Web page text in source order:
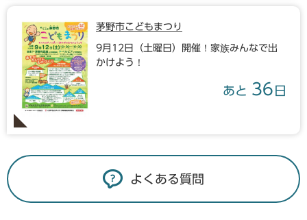
茅野市こどもまつり
9月12日（土曜日）開催！家族みんなで出
かけよう！
あと 36 日
よくある質問